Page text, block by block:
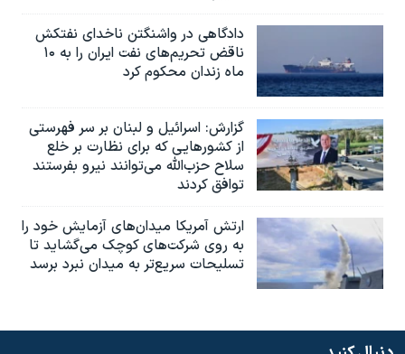
دادگاهی در واشنگتن ناخدای نفتکش
ناقض تحریم‌های نفت ایران را به ۱۰
ماه زندان محکوم کرد
گزارش‌: اسرائيل و لبنان بر سر فهرستی
از کشورهایی که برای نظارت بر خلع
سلاح حزب‌الله می‌توانند نیرو بفرستند
توافق کردند
ارتش آمریکا میدان‌های آزمایش خود را
به روی شرکت‌های کوچک می‌گشاید تا
تسلیحات سریع‌تر به میدان نبرد برسد